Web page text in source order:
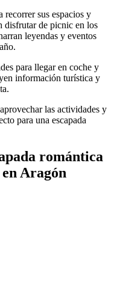
recorrer sus espacios y
disfrutar de picnic en los
leyendas y eventos
para llegar en coche y
información turística y
las actividades y
para una escapada
romántica
Aragón